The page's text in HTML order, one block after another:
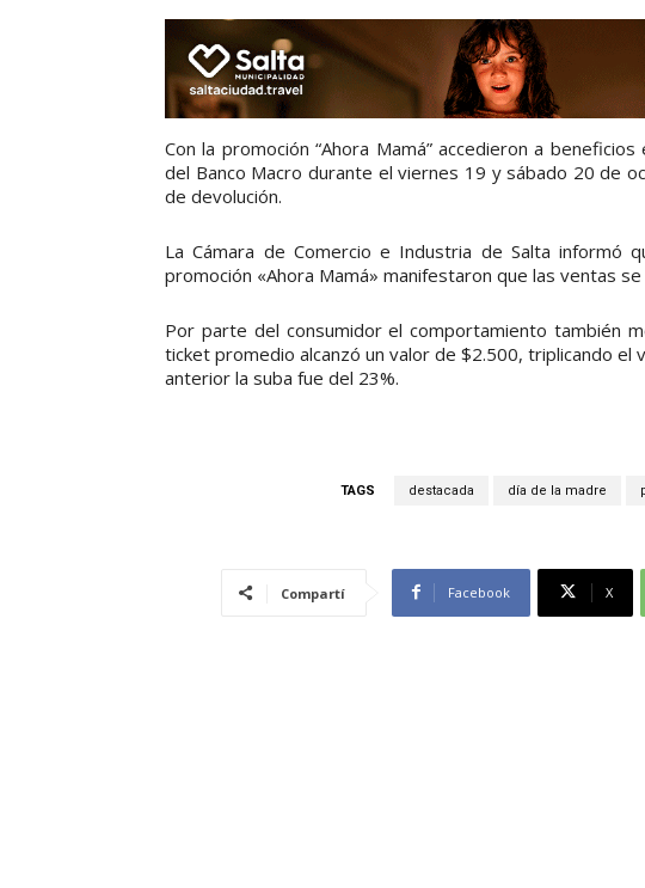
Con la promoción “Ahora Mamá” accedieron a
del Banco Macro durante el viernes 19 y sábado 20 de
de devolución.
La Cámara de Comercio e Industria de Salta informó
promoción «Ahora Mamá» manifestaron que las ventas
Por parte del consumidor el comportamiento también
ticket promedio alcanzó un valor de $2.500, triplicando el
anterior la suba fue del 23%.
TAGS destacada día de la madre
Compartí Facebook X